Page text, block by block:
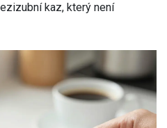
kaz, který není